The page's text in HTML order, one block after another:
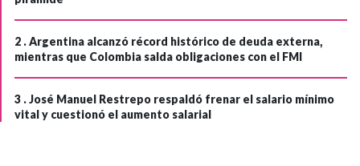
2 .Argentina alcanzó récord histórico de deuda externa,
mientras que Colombia salda obligaciones con el FMI
3 .José Manuel Restrepo respaldó frenar el salario mínimo
vital y cuestionó el aumento salarial